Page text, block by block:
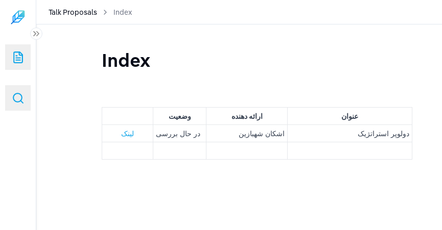
Talk Proposals Index
Index
وضعیت ارائه دهنده
عنوان
لینک
در حال بررسی اشکان شهبازین دولوپر استراتژیک